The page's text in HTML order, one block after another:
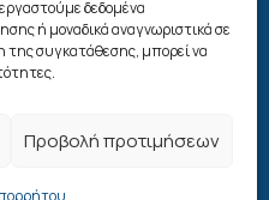
δεδομένα
ή μοναδικά αναγνωριστικά σε
συγκατάθεσης, μπορεί να
Προβολή προτιμήσεων
μας